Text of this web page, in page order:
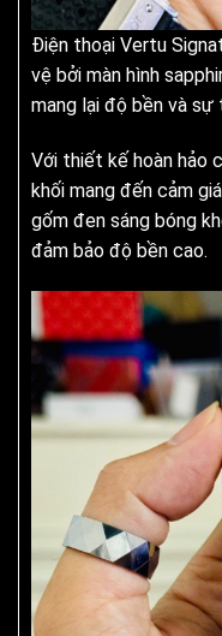
Điện thoại Vertu
vệ bởi màn hình
mang lại độ bền và sự
Với thiết kế hoàn hảo
khối mang đến cảm
gốm đen sáng bóng
đảm bảo độ bền cao.